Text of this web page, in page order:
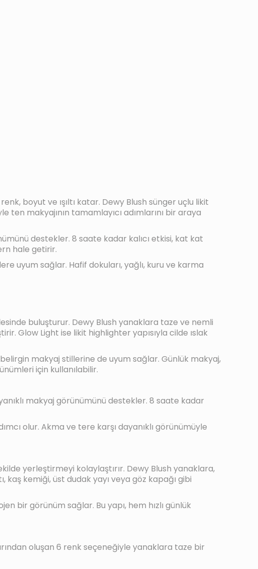
boyut ve ışıltı katar. Dewy Blush sünger uçlu likit
ten makyajının tamamlayıcı adımlarını bir araya
destekler. 8 saate kadar kalıcı etkisi, kat kat
hale getirir.
uyum sağlar. Hafif dokuları, yağlı, kuru ve karma
buluşturur. Dewy Blush yanaklara taze ve nemli
Glow Light ise likit highlighter yapısıyla cilde ıslak
makyaj stillerine de uyum sağlar. Günlük makyaj,
için kullanılabilir.
makyaj görünümünü destekler. 8 saate kadar
olur. Akma ve tere karşı dayanıklı görünümüyle
yerleştirmeyi kolaylaştırır. Dewy Blush yanaklara,
kaş kemiği, üst dudak yayı veya göz kapağı gibi
bir görünüm sağlar. Bu yapı, hem hızlı günlük
oluşan 6 renk seçeneğiyle yanaklara taze bir